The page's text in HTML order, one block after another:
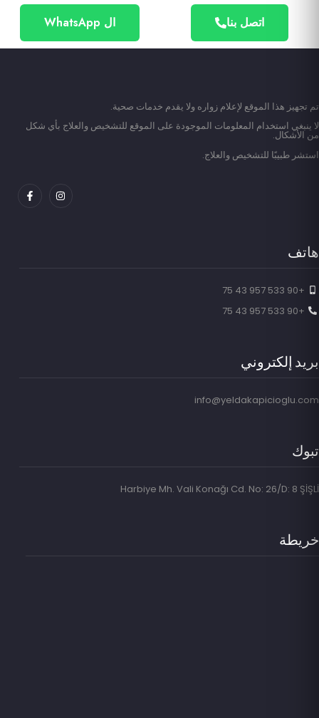
اتصل بنا ال WhatsApp
تم تجهيز هذا الموقع لإعلام زواره ولا يقدم خدمات صحية.
لا ينبغي استخدام المعلومات الموجودة على الموقع للتشخيص والعلاج بأي شكل
من الأشكال.
استشر طبيبًا للتشخيص والعلاج.
هاتف
+90 533 957 43 75
+90 533 957 43 75
بريد إلكتروني
info@yeldakapicioglu.com
تبوك
Harbiye Mh. Vali Konağı Cd. No: 26/D: 8 ŞİŞLİ
خريطة